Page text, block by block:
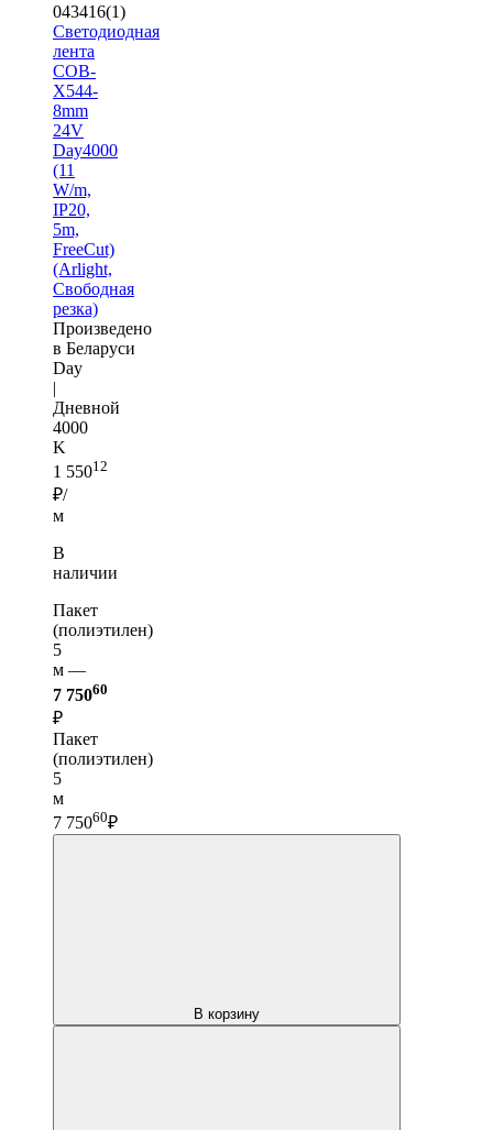
043416(1)
Светодиодная
лента
COB-
X544-
8mm
24V
Day4000
(11
W/m,
IP20,
5m,
FreeCut)
(Arlight,
Свободная
резка)
Произведено
в Беларуси
Day
|
Дневной
4000
K
1 55012
₽/
м
В
наличии
Пакет
(полиэтилен)
5
м —
7 75060
₽
Пакет
(полиэтилен)
5
м
7 75060₽
В корзину